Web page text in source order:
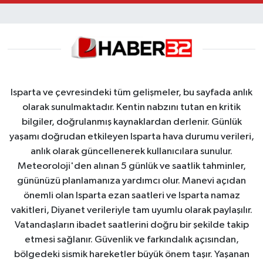
Isparta ve çevresindeki tüm gelişmeler, bu sayfada anlık
olarak sunulmaktadır. Kentin nabzını tutan en kritik
bilgiler, doğrulanmış kaynaklardan derlenir. Günlük
yaşamı doğrudan etkileyen Isparta hava durumu verileri,
anlık olarak güncellenerek kullanıcılara sunulur.
Meteoroloji'den alınan 5 günlük ve saatlik tahminler,
gününüzü planlamanıza yardımcı olur. Manevi açıdan
önemli olan Isparta ezan saatleri ve Isparta namaz
vakitleri, Diyanet verileriyle tam uyumlu olarak paylaşılır.
Vatandaşların ibadet saatlerini doğru bir şekilde takip
etmesi sağlanır. Güvenlik ve farkındalık açısından,
bölgedeki sismik hareketler büyük önem taşır. Yaşanan